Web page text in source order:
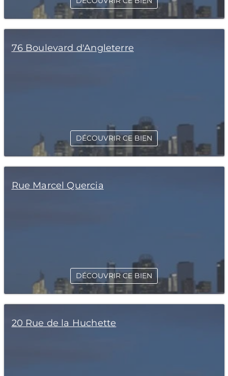
76 Boulevard d'Angleterre
DÉCOUVRIR CE BIEN
Rue Marcel Quercia
DÉCOUVRIR CE BIEN
20 Rue de la Huchette